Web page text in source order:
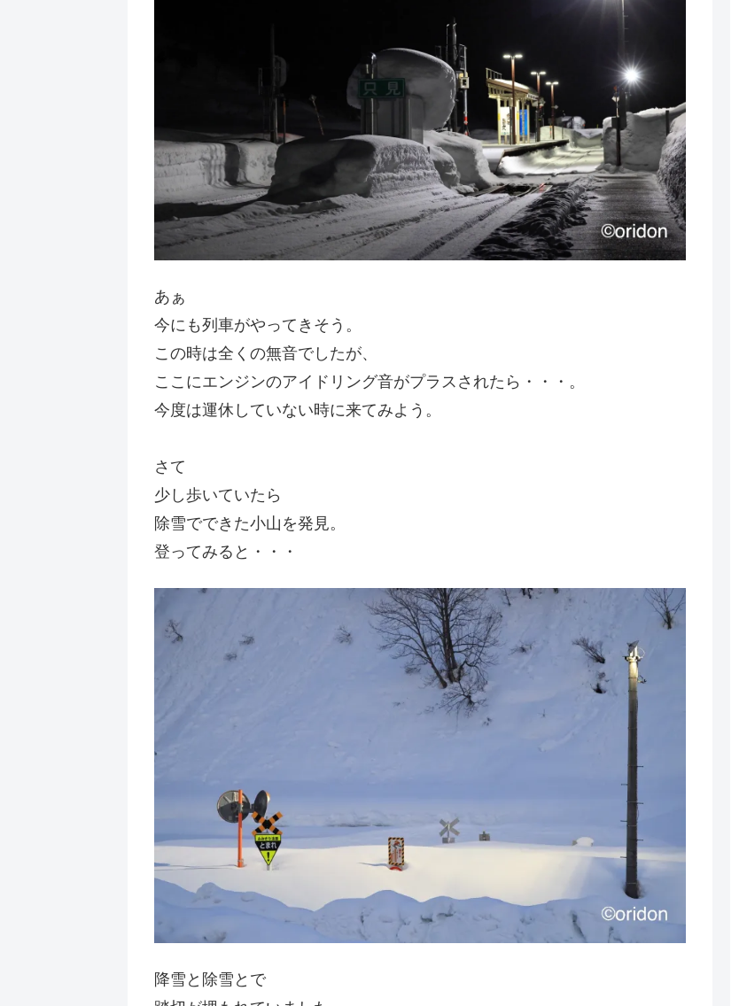
あぁ
今にも列車がやってきそう。
この時は全くの無音でしたが、
ここにエンジンのアイドリング音がプラスされたら・・・。
今度は運休していない時に来てみよう。
さて
少し歩いていたら
除雪でできた小山を発見。
登ってみると・・・
降雪と除雪とで